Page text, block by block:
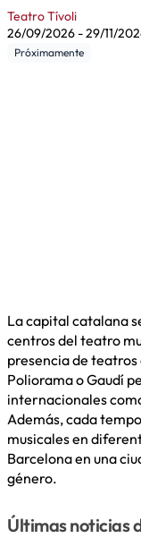
Teatro Tívoli
26/09/2026 -29/11/
Próximamente
La capital catalana
centros del teatro
presencia de
Poliorama o Gaudí
internacionales
Además, cada
musicales en
Barcelona en una
género.
Últimas noticias